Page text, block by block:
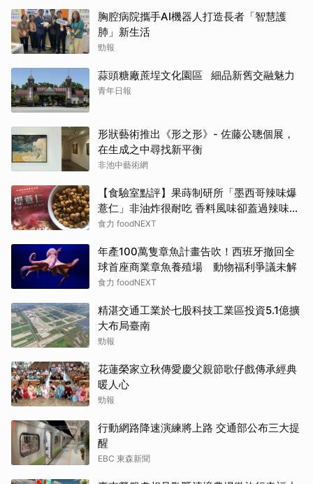
胸腔病院攜手AI機器人打造長者「智慧護
肺」新生活
勁報
蒜頭糖廠蔗埕文化園區 細品新舊交融魅力
青年日報
形狀藝術推出《形之形》- 佐藤公聰個展，
在生成之中尋找新平衡
非池中藝術網
【食驗室點評】果蒔制研所「墨西哥辣味爆
薏仁」非油炸很耐吃 香料風味卻蓋過辣味特
色
食力 foodNEXT
年產100萬隻章魚計畫告吹！西班牙撤回全
球首座商業章魚養殖場 動物福利爭議未解
食力 foodNEXT
精湛交通工業於七股科技工業區投資5.1億擴
大布局臺南
勁報
花蓮榮家立秋傳愛慶父親節歌仔戲傳承經典
暖人心
勁報
行動網路降速演練將上路 交通部公布三大提
醒
EBC 東森新聞